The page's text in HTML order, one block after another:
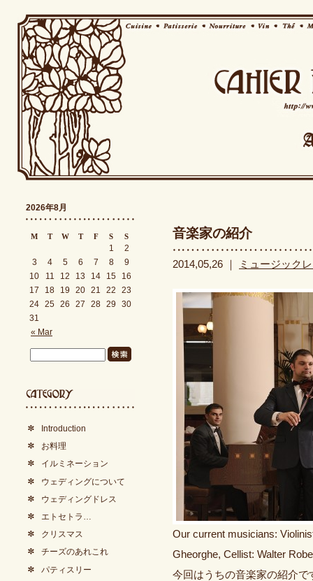
音楽家の紹介
2014,05,26 ｜ ミュージック
Our current musicians:
Gheorghe, Cellist: Walter
今回はうちの音楽家の紹介
2026年8月
M T W T F S S
« Mar
1
2
3
4 5 6 7 8
9
10
11 12 13 14 15
16
17
18 19 20 21 22
23
24 25 26 27 28 29
30
31
Introduction
お料理
イルミネーション
ウェディングについて
ウェディングドレス
エトセトラ…
クリスマス
チーズのあれこれ
パティスリー